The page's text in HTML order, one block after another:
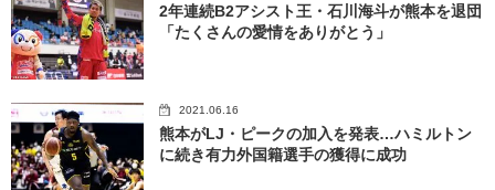
2年連続B2アシスト王・石川海斗が熊本を退団
「たくさんの愛情をありがとう」
2021.06.16
熊本がLJ・ピークの加入を発表…ハミルトン
に続き有力外国籍選手の獲得に成功